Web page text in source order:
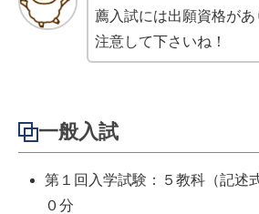
薦入試には出願資格があ
注意して下さいね！
一般入試
第１回入学試験：５教科（記述
０分